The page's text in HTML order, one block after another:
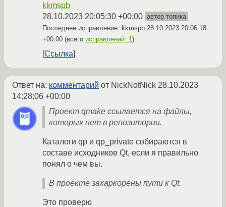
kkmspb
28.10.2023 20:05:30 +00:00 автор топика
Последнее исправление: kkmspb 28.10.2023 20:06:18
+00:00 (всего исправлений: 1 )
Ссылка
Ответ на: комментарий от NickNotNick 28.10.2023
14:28:06 +00:00
Проект qmake ссылается на файлы,
которых нет в репозитории.
Каталоги qp и qp_private собираются в
составе исходников Qt, если я правильно
понял о чем вы.
В проекте захаркорены пути к Qt.
Это проверю